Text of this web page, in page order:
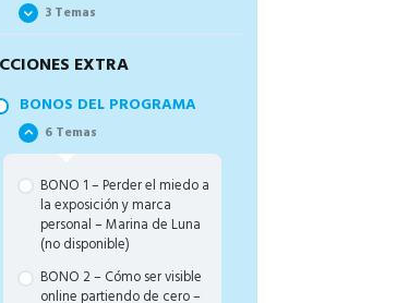
3 Temas
4.1. Objetivos
sistema
4.2. Cuadro de mando.
Controlando los datos y la
rentabilidad del sistema
¡Let’s gooo! Fin del Científico
Libre
EXTRA
BONOS DEL PROGRAMA
6 Temas
BONO 1 – Perder el miedo a
la exposición y marca
personal – Marina de Luna
(no disponible)
BONO 2 – Cómo ser visible
online partiendo de cero –